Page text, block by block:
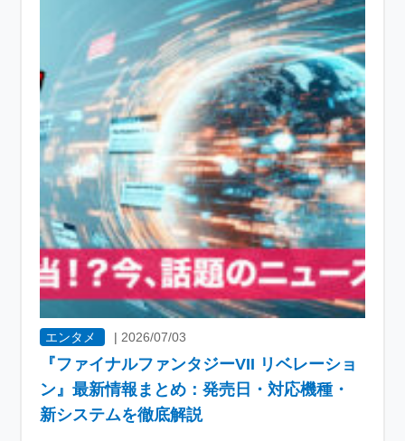
エンタメ | 2026/07/03
『ファイナルファンタジーVII リベレーショ
ン』最新情報まとめ：発売日・対応機種・
新システムを徹底解説